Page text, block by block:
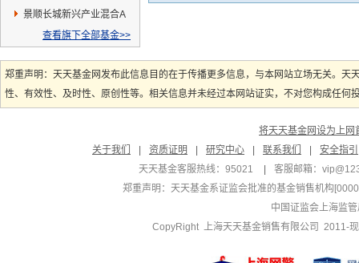
景顺长城新兴产业混合A
查看旗下全部基金>>
郑重声明：天天基金网发布此信息目的在于传播更多信息，与本网站立场无关。
性、有效性、及时性、原创性等。相关信息并未经过本网站证实，不对您构成任
将天天基金网设为上网
关于我们
资质证明 研究中心 联系我们
安全指引
天天基金客服热线：95021
客服邮箱：
郑重声明：天天基金系证监会批准的基金销售机构
中国证监会上海监
CopyRight 上海天天基金销售有限公司 2011-